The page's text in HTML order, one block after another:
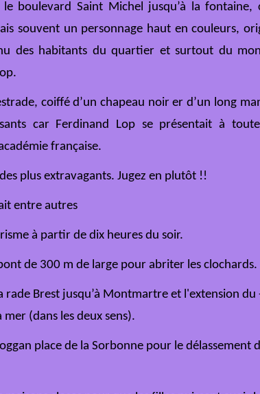
le boulevard Saint Michel jusqu’à la fontaine,
souvent un personnage haut en couleurs,
des habitants du quartier et surtout du
coiffé d’un chapeau noir er d’un long
car Ferdinand Lop se présentait à
française.
plus extravagants. Jugez en plutôt !!
entre autres
à partir de dix heures du soir.
de 300 m de large pour abriter les clochards.
Brest jusqu’à Montmartre et l'extension du
mer (dans les deux sens).
place de la Sorbonne pour le délassement